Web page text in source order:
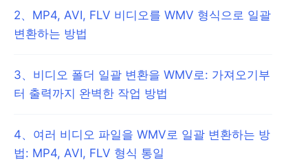
2、 MP4, AVI, FLV 비디오를 WMV 형식으로 일괄
변환하는 방법
3、 비디오 폴더 일괄 변환을 WMV로: 가져오기부
터 출력까지 완벽한 작업 방법
4、 여러 비디오 파일을 WMV로 일괄 변환하는 방
법: MP4, AVI, FLV 형식 통일